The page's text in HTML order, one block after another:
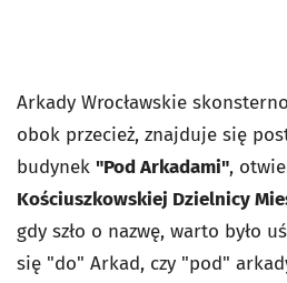
Arkady Wrocławskie
obok przecież, znajduje się
budynek "Pod Arkadami",
Kościuszkowskiej Dzielnicy
gdy szło o nazwę, warto było
się "do" Arkad, czy "pod"